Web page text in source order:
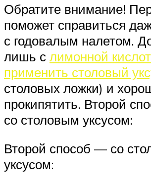
Обратите внимание!
поможет справиться
с годовалым налетом.
лишь с лимонной
применить столовый
столовых ложки) и
прокипятить. Второй
со столовым уксусом:
Второй способ — со
уксусом: